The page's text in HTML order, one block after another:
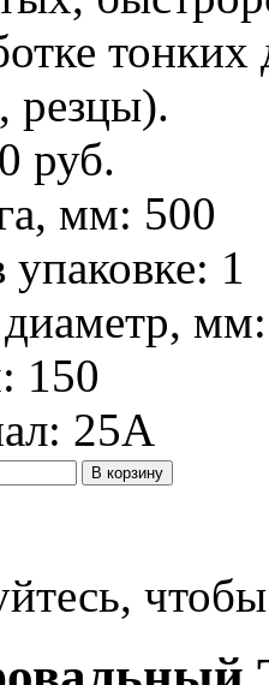
резцы).
руб.
мм: 500
: 1
мм
: 150
: 25A